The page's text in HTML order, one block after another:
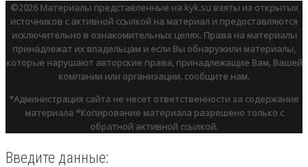
©2026Материалы представленные на kyk.su взяты из открытых
источников с активной ссылкой на материал и предоставляются
исключительно в ознакомительных целях. Права на материалы
принадлежат их владельцам и если Вы обнаружили материалы,
которые нарушают авторские права, принадлежащие Вам, Вашей
компании или организации, сообщите нам.
*Администрация сайта не несет ответственности за содержание
материала *Копирование материала разрешено только с
обратной активной ссылкой.
Введите данные: